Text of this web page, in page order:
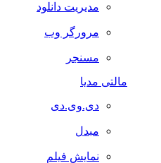
مدیریت دانلود
مرورگر وب
مسنجر
مالتی مدیا
دی.وی.دی
مبدل
نمایش فیلم